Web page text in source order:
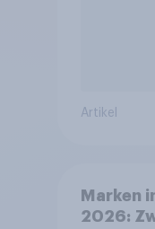
Artikel
Marken
2026: